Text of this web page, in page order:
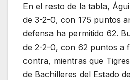
En el resto de la tabla,
de 3-2-0, con 175 puntos
defensa ha permitido 62.
de 2-2-0, con 62 puntos a
contra, mientras que
de Bachilleres del Estado